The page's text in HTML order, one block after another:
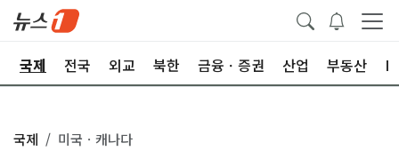
국제 전국 외교 북한 금융ㆍ증권 산업 부동산
국제 미국ㆍ캐나다